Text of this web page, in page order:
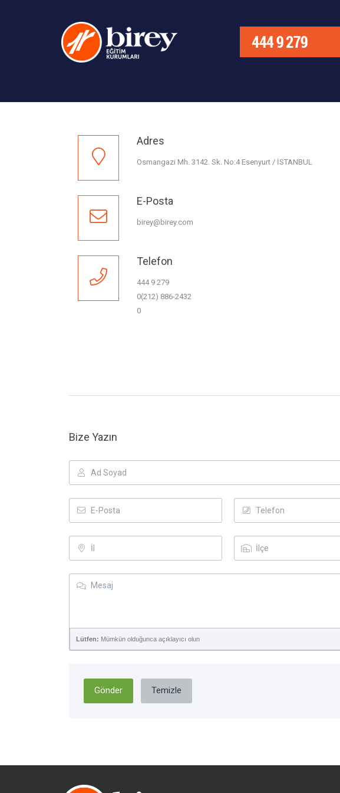
Adres
Osmangazi Mh. 3142. Sk. No:4 Esenyurt / İSTANBUL
E-Posta
birey@birey.com
Telefon
444 9 279
0(212) 886-2432
0
Bize Yazın
Lütfen: Mümkün olduğunca açıklayıcı olun
Gönder Temizle